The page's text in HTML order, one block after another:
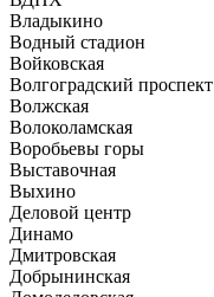
Владыкино
Водный стадион
Войковская
Волгоградский проспект
Волжская
Волоколамская
Воробьевы горы
Выставочная
Выхино
Деловой центр
Динамо
Дмитровская
Добрынинская